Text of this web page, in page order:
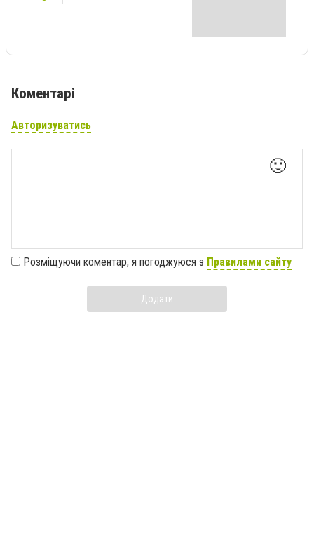
Коментарі
Авторизуватись
🙂
Розміщуючи коментар, я погоджуюся з Правилами сайту
Додати